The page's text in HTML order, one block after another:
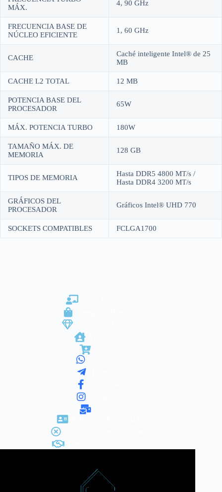
MÁX.
4, 90 GHz
FRECUENCIA BASE DE
NÚCLEO EFICIENTE
1, 60 GHz
CACHE
Caché inteligente Intel® de 25
MB
CACHE L2 TOTAL 12 MB
POTENCIA BASE DEL
PROCESADOR
65W
MÁX. POTENCIA TURBO 180W
TAMAÑO MÁX. DE
MEMORIA
128 GB
TIPOS DE MEMORIA
Hasta DDR5 4800 MT/s /
Hasta DDR4 3200 MT/s
GRÁFICOS DEL
PROCESADOR
Gráficos Intel® UHD 770
SOCKETS COMPATIBLES FCLGA1700